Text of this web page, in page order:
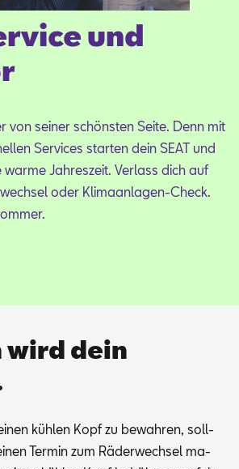
und
von sei­ner schöns­ten Sei­te. Denn mit
Ser­vices star­ten dein SEAT und
Jah­res­zeit. Ver­lass dich auf
oder Kli­ma­an­la­gen-Check.
wird dein
küh­len Kopf zu be­wah­ren, soll­
Ter­min zum Rä­der­wech­sel ma­